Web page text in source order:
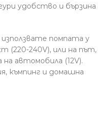
удобство и бързина
помпата у
(220-240V), или на път,
автомобила (12V).
къмпинг и домашна